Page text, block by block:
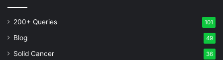
200+ Queries 101
Blog 49
Solid Cancer 36